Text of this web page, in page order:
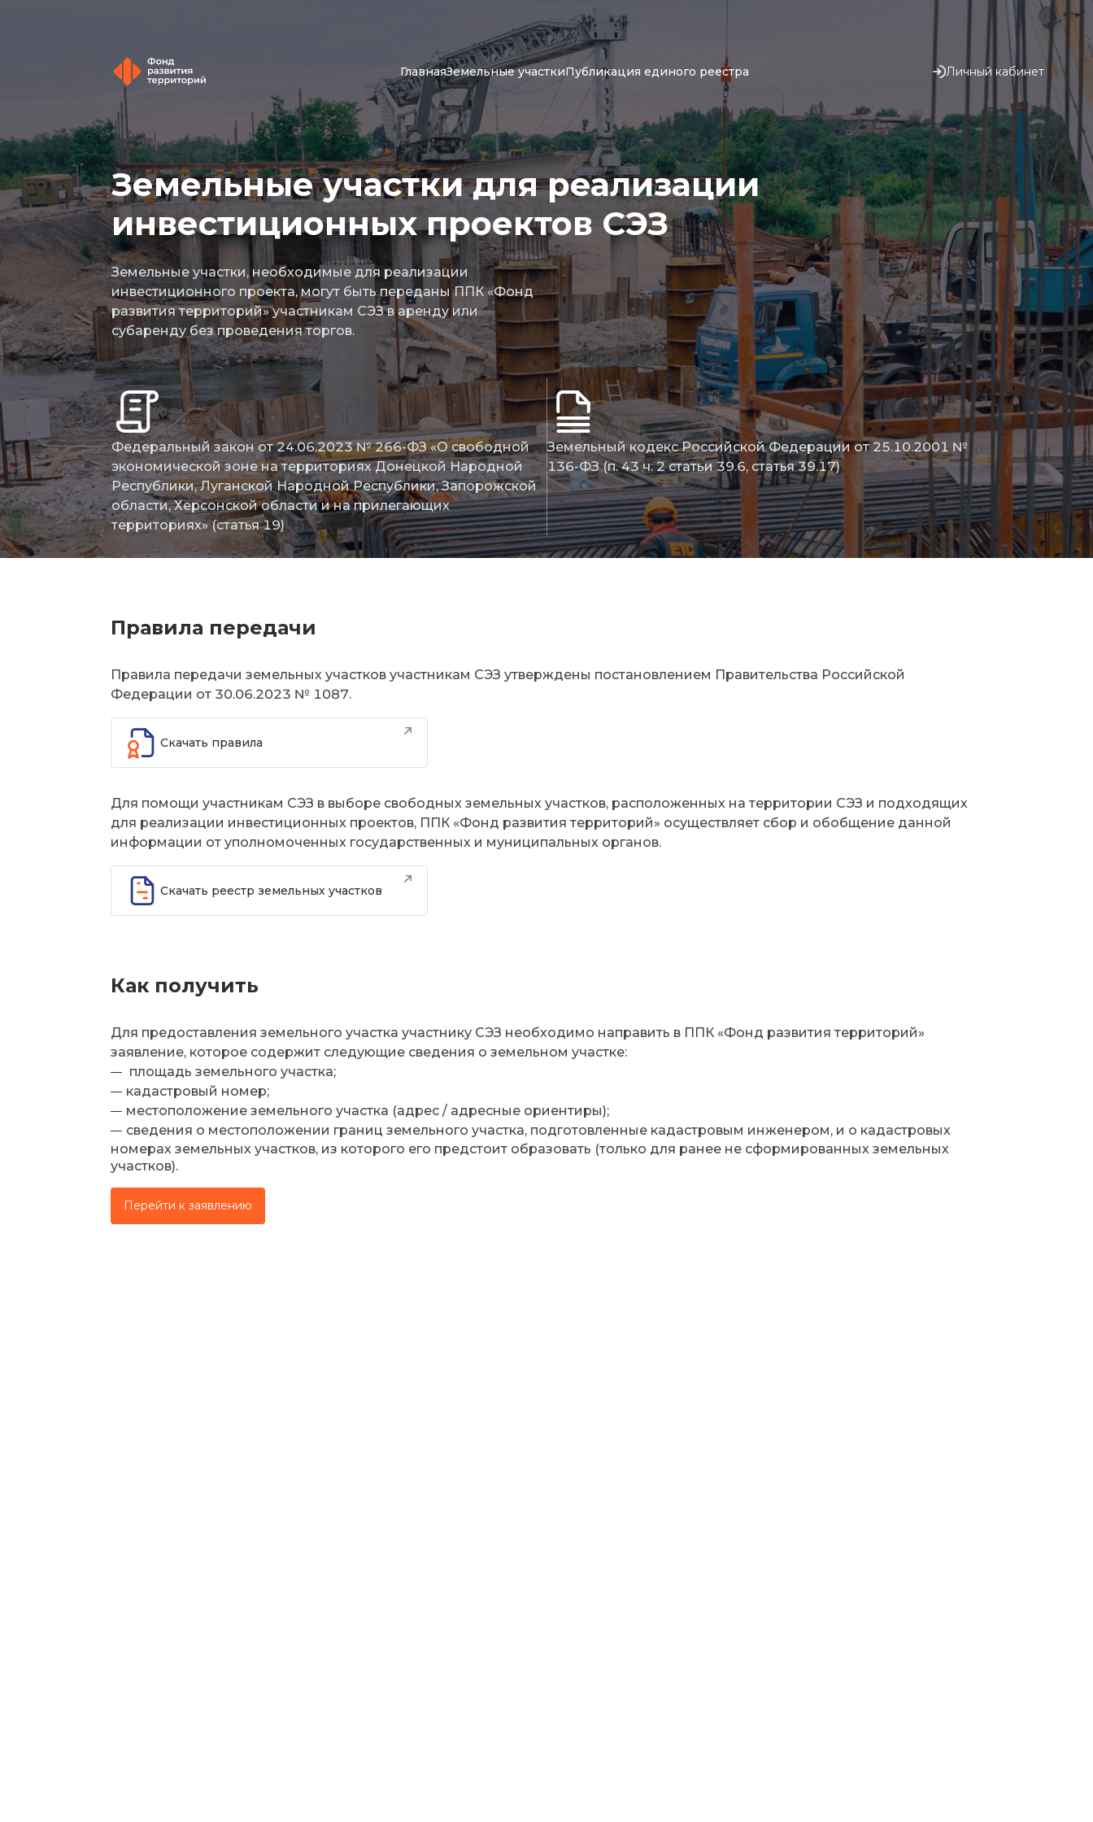
ГлавнаяЗемельные участкиПубликация единого реестра Личный кабинет
Земельные участки для реализации
инвестиционных проектов СЭЗ
Земельные участки, необходимые для реализации
инвестиционного проекта, могут быть переданы ППК «Фонд
развития территорий» участникам СЭЗ в аренду или
субаренду без проведения торгов.
Федеральный закон от 24.06.2023 № 266-ФЗ «О свободной
экономической зоне на территориях Донецкой Народной
Республики, Луганской Народной Республики, Запорожской
области, Херсонской области и на прилегающих
территориях» (статья 19)
Земельный кодекс Российской Федерации от 25.10.2001 №
136-ФЗ (п. 43 ч. 2 статьи 39.6, статья 39.17)
Правила передачи
Правила передачи земельных участков участникам СЭЗ утверждены постановлением Правительства Российской
Федерации от 30.06.2023 № 1087.
Скачать правила
Для помощи участникам СЭЗ в выборе свободных земельных участков, расположенных на территории СЭЗ и подходящих
для реализации инвестиционных проектов, ППК «Фонд развития территорий» осуществляет сбор и обобщение данной
информации от уполномоченных государственных и муниципальных органов.
Скачать реестр земельных участков
Как получить
Для предоставления земельного участка участнику СЭЗ необходимо направить в ППК «Фонд развития территорий»
заявление, которое содержит следующие сведения о земельном участке:
площадь земельного участка;
кадастровый номер;
местоположение земельного участка (адрес / адресные ориентиры);
сведения о местоположении границ земельного участка, подготовленные кадастровым инженером, и о кадастровых
номерах земельных участков, из которого его предстоит образовать (только для ранее не сформированных земельных
участков).
Перейти к заявлению